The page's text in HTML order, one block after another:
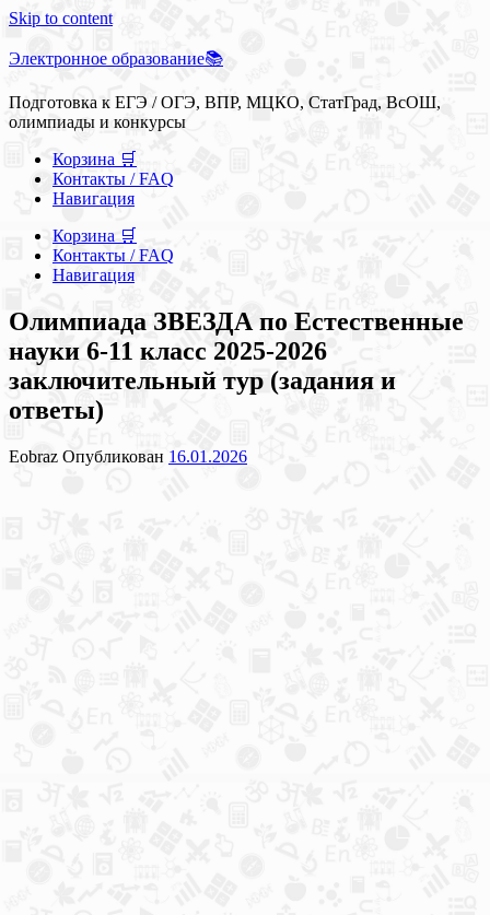
Skip to content
Электронное образование📚
Подготовка к ЕГЭ / ОГЭ, ВПР, МЦКО, СтатГрад, ВсОШ,
олимпиады и конкурсы
Корзина 🛒
Контакты / FAQ
Навигация
Корзина 🛒
Контакты / FAQ
Навигация
Олимпиада ЗВЕЗДА по Естественные
науки 6-11 класс 2025-2026
заключительный тур (задания и
ответы)
Eobraz Опубликован 16.01.2026